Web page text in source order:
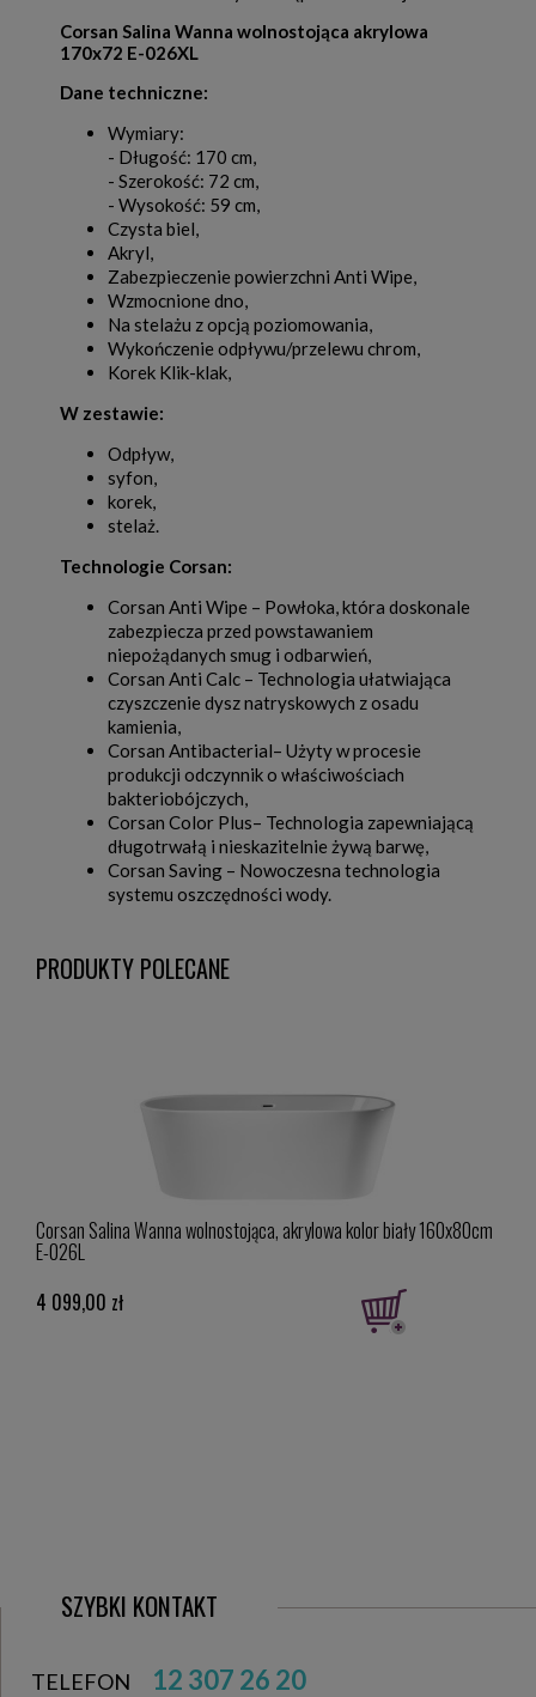
Corsan Salina Wanna wolnostojąca akrylowa
170x72 E-026XL
Dane techniczne:
Wymiary:
- Długość: 170 cm,
- Szerokość: 72 cm,
- Wysokość: 59 cm,
Czysta biel,
Akryl,
Zabezpieczenie powierzchni Anti Wipe,
Wzmocnione dno,
Na stelażu z opcją poziomowania,
Wykończenie odpływu/przelewu chrom,
Korek Klik-klak,
W zestawie:
Odpływ,
syfon,
korek,
stelaż.
Technologie Corsan:
Corsan Anti Wipe – Powłoka, która doskonale
zabezpiecza przed powstawaniem
niepożądanych smug i odbarwień,
Corsan Anti Calc – Technologia ułatwiająca
czyszczenie dysz natryskowych z osadu
kamienia,
Corsan Antibacterial– Użyty w procesie
produkcji odczynnik o właściwościach
bakteriobójczych,
Corsan Color Plus– Technologia zapewniającą
długotrwałą i nieskazitelnie żywą barwę,
Corsan Saving – Nowoczesna technologia
systemu oszczędności wody.
PRODUKTY POLECANE
Corsan Salina Wanna wolnostojąca, akrylowa kolor biały 160x80cm
E-026L
4 099,00 zł
SZYBKI KONTAKT
TELEFON 12 307 26 20